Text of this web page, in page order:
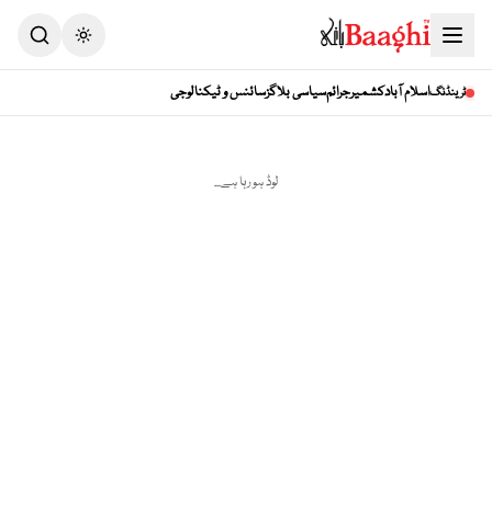
Toggle theme
ٹرینڈنگاسلام آبادکشمیرجرائمسیاسی بلاگزسائنس و ٹیکنالوجی
لوڈ ہو رہا ہے...